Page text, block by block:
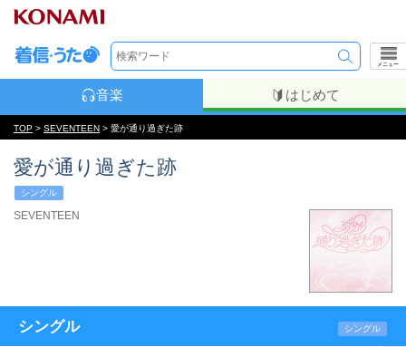
メニュー
音楽 はじめて
TOP > SEVENTEEN > 愛が通り過ぎた跡
愛が通り過ぎた跡
シングル
SEVENTEEN
シングル シングル